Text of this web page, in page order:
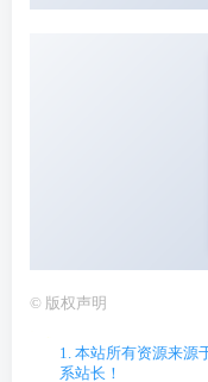
© 版权声明
1. 本站所有资源来源
系站长！